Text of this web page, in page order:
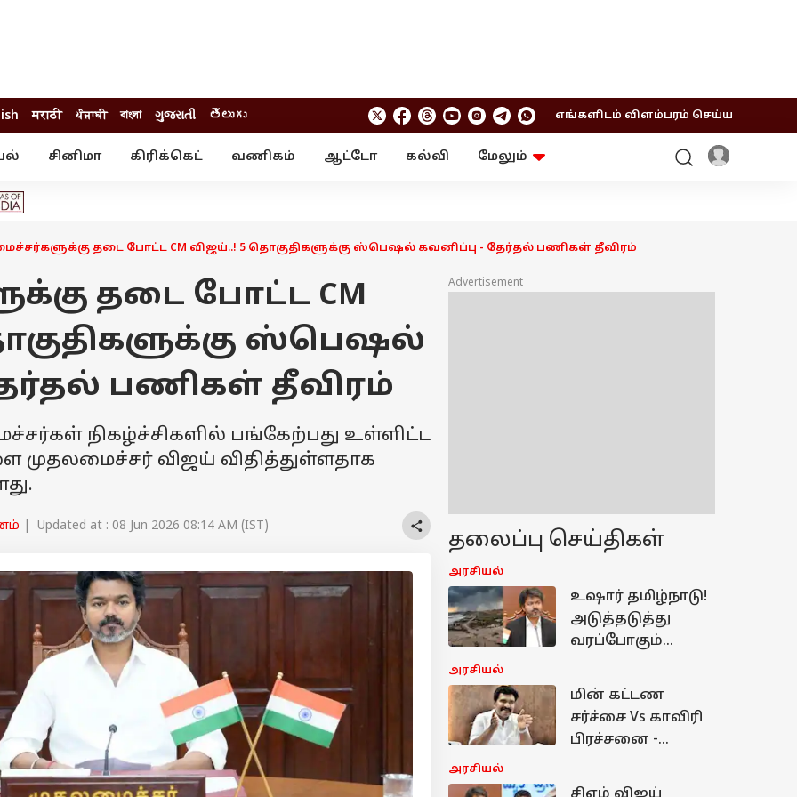
मराठी ਪੰਜਾਬੀ বাংলা ગુજરાતી తెలుగు எங்களிடம் விளம்பரம் செய்ய
சினிமா கிரிக்கெட் வணிகம் ஆட்டோ கல்வி
மேலும்
தடை போட்ட CM விஜய்..! 5 தொகுதிகளுக்கு ஸ்பெஷல் கவனிப்பு - தேர்தல் பணிகள் தீவிரம்
தடை போட்ட CM
ஸ்பெஷல்
பணிகள் தீவிரம்
நிகழ்ச்சிகளில் பங்கேற்பது உள்ளிட்ட
முதலமைச்சர் விஜய் விதித்துள்ளதாக
| Updated at : 08 Jun 2026 08:14 AM (IST)
Advertisement
தலைப்பு செய்திகள்
அரசியல்
உஷார் தமிழ்நாடு!
அடுத்தடுத்து
வரப்போகும்
மாற்றம்...
உடனடியாக
களத்தில்
இறங்கிய
அரசியல்
மின் கட்டண
சர்ச்சை Vs காவிரி
பிரச்சனை -
குறித்து முக்கிய
அரசியல்